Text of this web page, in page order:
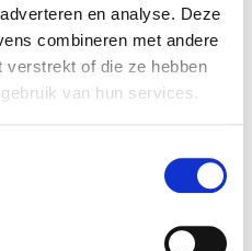
en analyse. Deze
combineren met andere
verstrekt of die ze hebben
van hun services.